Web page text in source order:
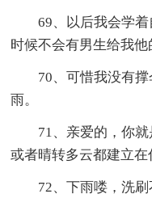
69、以后我会学
时候不会有男生给我他
70、可惜我没有
雨。
71、亲爱的，你
或者晴转多云都建立在
72、下雨喽，洗刷